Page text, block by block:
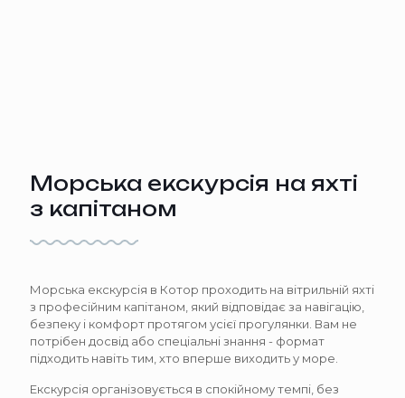
Морська екскурсія на яхті
з капітаном
Морська екскурсія в Котор проходить на вітрильній яхті
з професійним капітаном, який відповідає за навігацію,
безпеку і комфорт протягом усієї прогулянки. Вам не
потрібен досвід або спеціальні знання - формат
підходить навіть тим, хто вперше виходить у море.
Екскурсія організовується в спокійному темпі, без